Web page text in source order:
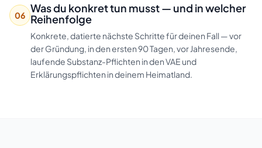
06
Was du konkret tun musst — und in welcher
Reihenfolge
Konkrete, datierte nächste Schritte für deinen Fall — vor
der Gründung, in den ersten 90 Tagen, vor Jahresende,
laufende Substanz-Pflichten in den VAE und
Erklärungspflichten in deinem Heimatland.